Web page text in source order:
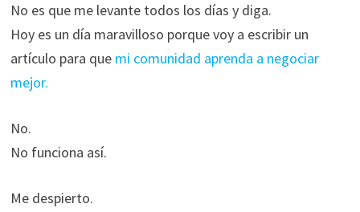
No es que me levante todos los días y diga.
Hoy es un día maravilloso porque voy a escribir un
artículo para que mi comunidad aprenda a negociar
mejor.
No.
No funciona así.
Me despierto.